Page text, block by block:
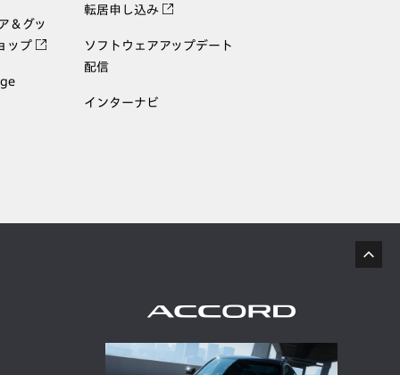
＆グッ
ップ
転居申し込み
ソフトウェアアップデート
配信
インターナビ